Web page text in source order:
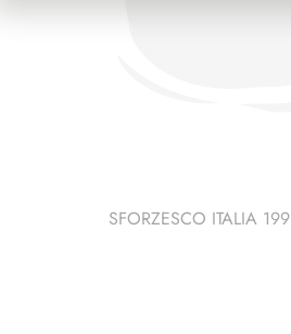
SFORZESCO ITALIA